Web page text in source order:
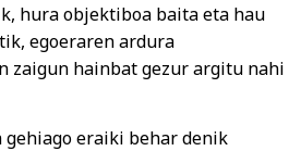
hura objektiboa baita eta hau
egoeraren ardura
zaigun hainbat gezur argitu nahi
gehiago eraiki behar denik